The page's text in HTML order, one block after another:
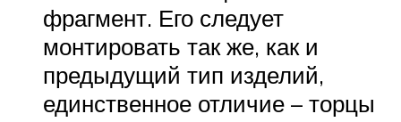
фрагмент. Его следует
монтировать так же, как и
предыдущий тип изделий,
единственное отличие – торцы